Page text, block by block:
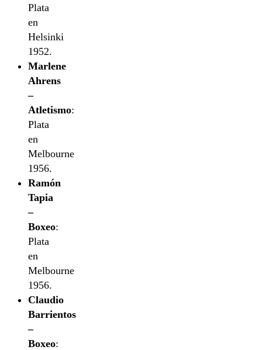
Plata
en
Helsinki
1952.
Marlene
Ahrens
–
Atletismo:
Plata
en
Melbourne
1956.
Ramón
Tapia
–
Boxeo:
Plata
en
Melbourne
1956.
Claudio
Barrientos
–
Boxeo: